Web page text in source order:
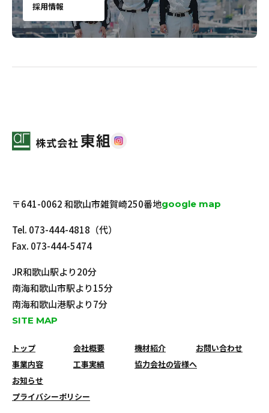
採用情報
〒641-0062 和歌山市雑賀崎250番地google map
Tel. 073-444-4818 （代）
Fax. 073-444-5474
JR和歌山駅より20分
南海和歌山市駅より15分
南海和歌山港駅より7分
SITE MAP
トップ 会社概要 機材紹介
お問い合わせ
事業内容
工事実績
協力会社の皆様へ
お知らせ
プライバシーポリシー